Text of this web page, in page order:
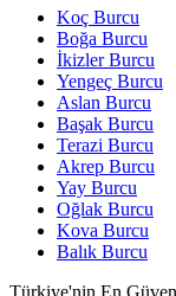
Koç Burcu
Boğa Burcu
İkizler Burcu
Yengeç Burcu
Aslan Burcu
Başak Burcu
Terazi Burcu
Akrep Burcu
Yay Burcu
Oğlak Burcu
Kova Burcu
Balık Burcu
Türkiye'nin En